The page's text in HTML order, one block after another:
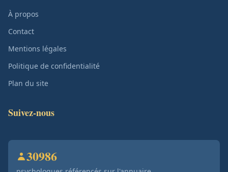
À propos
Contact
Mentions légales
Politique de confidentialité
Plan du site
Suivez-nous
30986